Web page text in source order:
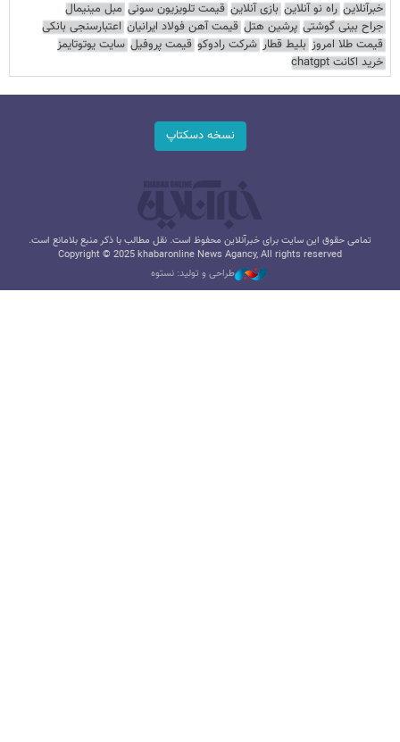
خبرآنلاین راه نو آنلاین بازی آنلاین قیمت تلویزیون سونی مبل مینیمال
جراح بینی گوشتی پرشین هتل قیمت آهن فولاد ایرانیان اعتبارسنجی بانکی
قیمت طلا امروز بلیط قطار شرکت رادوکو قیمت پروفیل سایت یوتوتایمز
خرید اکانت chatgpt
نسخه دسکتاپ
تمامی حقوق این سایت برای خبرآنلاین محفوظ است. نقل مطالب با ذکر منبع بلامانع است.
Copyright © 2025 khabaronline News Agancy, All rights reserved
طراحی و تولید: نستوه